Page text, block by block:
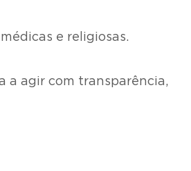
e religiosas.
a agir com transparência,